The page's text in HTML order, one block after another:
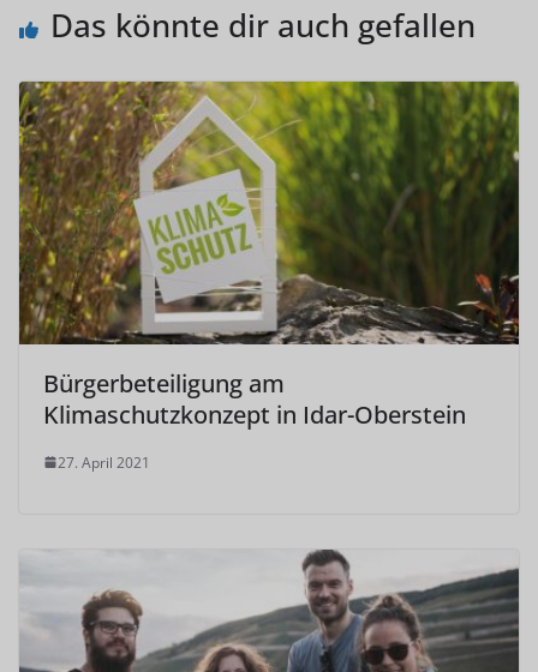
Das könnte dir auch gefallen
Bürgerbeteiligung am
Klimaschutzkonzept in Idar-Oberstein
27. April 2021